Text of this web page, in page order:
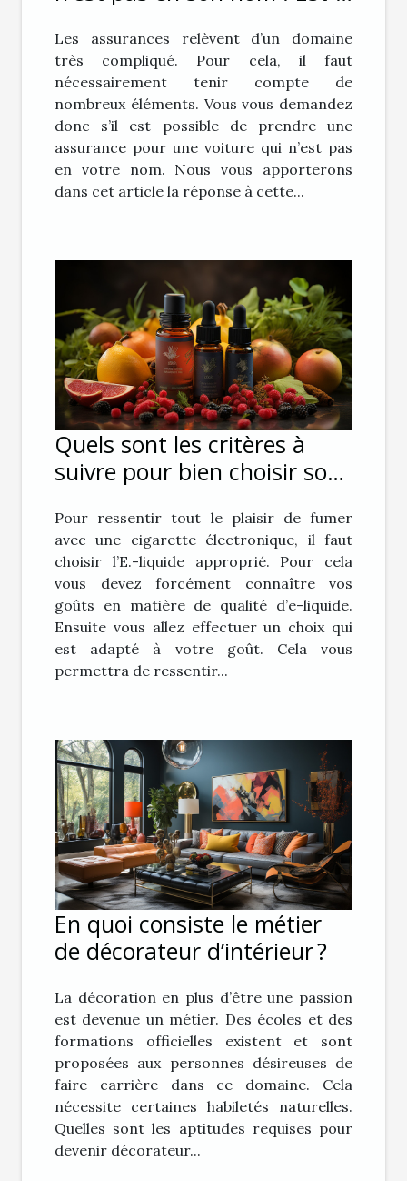
Les assurances relèvent d’un domaine
très compliqué. Pour cela, il faut
nécessairement tenir compte de
nombreux éléments. Vous vous demandez
donc s’il est possible de prendre une
assurance pour une voiture qui n’est pas
en votre nom. Nous vous apporterons
dans cet article la réponse à cette...
Quels sont les critères à
suivre pour bien choisir son
électronique ?
Pour ressentir tout le plaisir de fumer
avec une cigarette électronique, il faut
choisir l’E.-liquide approprié. Pour cela
vous devez forcément connaître vos
goûts en matière de qualité d’e-liquide.
Ensuite vous allez effectuer un choix qui
est adapté à votre goût. Cela vous
permettra de ressentir...
En quoi consiste le métier
de décorateur d’intérieur ?
La décoration en plus d’être une passion
est devenue un métier. Des écoles et des
formations officielles existent et sont
proposées aux personnes désireuses de
faire carrière dans ce domaine. Cela
nécessite certaines habiletés naturelles.
Quelles sont les aptitudes requises pour
devenir décorateur...